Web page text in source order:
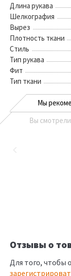
Длина рукава
Шелкография
Вырез
Плотность ткани
Стиль
Тип рукава
Фит
Тип ткани
Мы
Вы смотрели
Отзывы о
Для того, чтобы